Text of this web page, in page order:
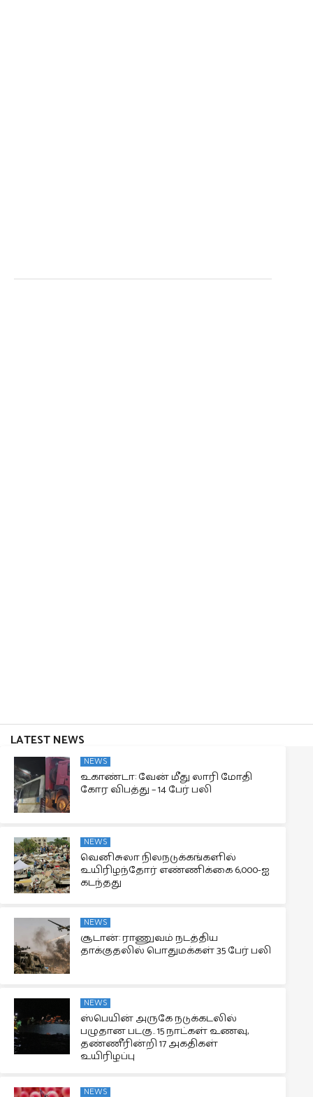
LATEST NEWS
NEWS
உகாண்டா: வேன் மீது லாரி மோதி
கோர விபத்து – 14 பேர் பலி
NEWS
வெனிசுலா நிலநடுக்கங்களில்
உயிரிழந்தோர் எண்ணிக்கை 6,000-ஐ
கடந்தது
NEWS
சூடான்: ராணுவம் நடத்திய
தாக்குதலில் பொதுமக்கள் 35 பேர் பலி
NEWS
ஸ்பெயின் அருகே நடுக்கடலில்
பழுதான படகு.. 15 நாட்கள் உணவு,
தண்ணீரின்றி 17 அகதிகள்
உயிரிழப்பு
NEWS